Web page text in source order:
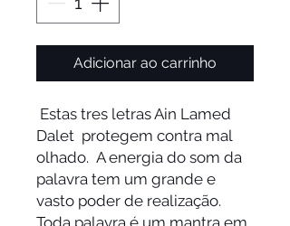
Adicionar ao carrinho
Estas tres letras Ain Lamed
Dalet protegem contra mal
olhado. A energia do som da
palavra tem um grande e
vasto poder de realização.
Toda palavra é um mantra em